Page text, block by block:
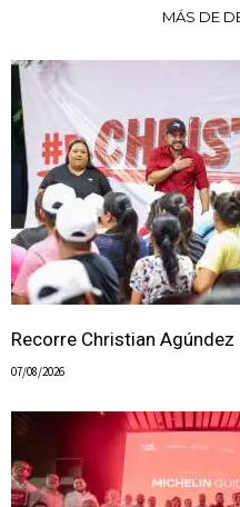
MÁS DE
Recorre Christian
07/08/2026